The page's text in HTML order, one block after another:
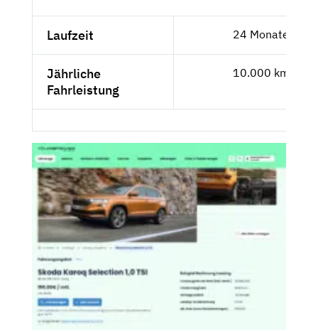
Laufzeit 24 Monate
Jährliche
Fahrleistung
10.000 km